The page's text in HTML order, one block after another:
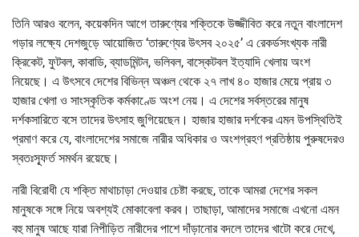
তিনি আরও বলেন, কয়েকদিন আগে তারুণ্যের শক্তিকে উজ্জীবিত করে নতুন বাংলাদেশ
গড়ার লক্ষ্যে দেশজুড়ে আয়োজিত ‘তারুণ্যের উৎসব ২০২৫’ এ রেকর্ডসংখ্যক নারী
ক্রিকেট, ফুটবল, কাবাডি, ব্যাডমিন্টন, ভলিবল, বাস্কেটবল ইত্যাদি খেলায় অংশ
নিয়েছে। এ উৎসবে দেশের বিভিন্ন অঞ্চল থেকে ২৭ লাখ ৪০ হাজার মেয়ে প্রায় ৩
হাজার খেলা ও সাংস্কৃতিক কর্মকাণ্ডে অংশ নেয়। এ দেশের সর্বস্তরের মানুষ
দর্শকসারিতে বসে তাদের উৎসাহ জুগিয়েছেন। হাজার হাজার দর্শকের এমন উপস্থিতিই
প্রমাণ করে যে, বাংলাদেশের সমাজে নারীর অধিকার ও অংশগ্রহণ প্রতিষ্ঠায় পুরুষদেরও
স্বতঃস্ফূর্ত সমর্থন রয়েছে।
নারী বিরোধী যে শক্তি মাথাচাড়া দেওয়ার চেষ্টা করছে, তাকে আমরা দেশের সকল
মানুষকে সঙ্গে নিয়ে অবশ্যই মোকাবেলা করব। তাছাড়া, আমাদের সমাজে এখনো এমন
বহু মানুষ আছে যারা নিপীড়িত নারীদের পাশে দাঁড়ানোর বদলে তাদের খাটো করে দেখে,